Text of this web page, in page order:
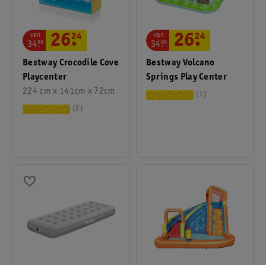
Bestway Crocodile Cove
Playcenter
224 cm x 141cm x 72cm
van
34.
99 26.
24
2
Bestway Volcano
Springs Play Center
van
34.
99 26.
24
1